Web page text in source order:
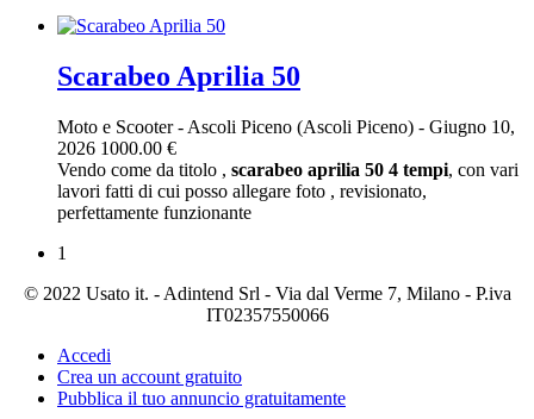
Scarabeo Aprilia 50
Moto e Scooter- Ascoli Piceno (Ascoli Piceno) - Giugno 10,
2026 1000.00 €
Vendo come da titolo , scarabeo aprilia 50 4 tempi, con vari
lavori fatti di cui posso allegare foto , revisionato,
perfettamente funzionante
1
© 2022 Usato it. - Adintend Srl - Via dal Verme 7, Milano - P.iva
IT02357550066
Accedi
Crea un account gratuito
Pubblica il tuo annuncio gratuitamente